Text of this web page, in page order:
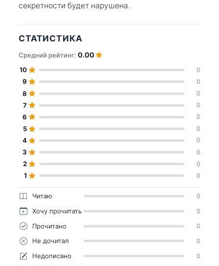
секретности будет нарушена.
СТАТИСТИКА
Средний рейтинг: 0.00
10 0
9 0
8 0
7 0
6 0
5 0
4 0
3 0
2 0
1 0
Читаю 0
Хочу прочитать 0
Прочитано 0
Не дочитал 0
Недописано 0